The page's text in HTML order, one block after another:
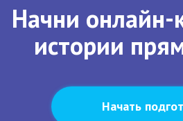
Начни онлайн-
истории
Начать